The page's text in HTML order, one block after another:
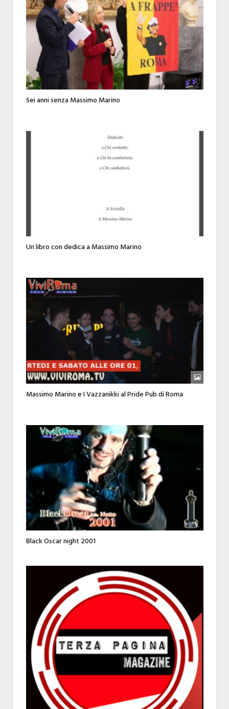
Sei anni senza Massimo Marino
Un libro con dedica a Massimo Marino
Massimo Marino e I Vazzanikki al Pride Pub di Roma
Black Oscar night 2001